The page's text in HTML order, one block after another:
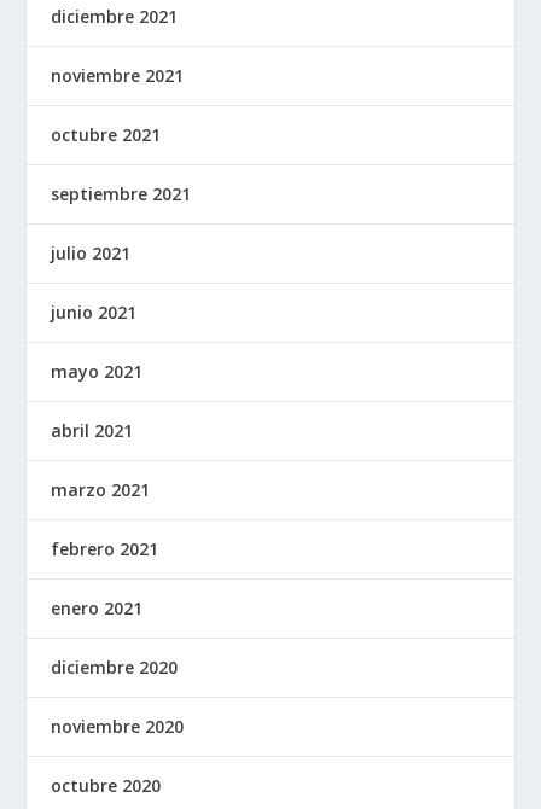
diciembre 2021
noviembre 2021
octubre 2021
septiembre 2021
julio 2021
junio 2021
mayo 2021
abril 2021
marzo 2021
febrero 2021
enero 2021
diciembre 2020
noviembre 2020
octubre 2020